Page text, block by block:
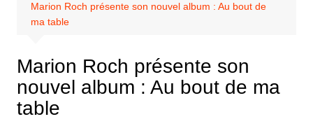
Marion Roch présente son nouvel album : Au bout de
ma table
Marion Roch présente son
nouvel album : Au bout de ma
table